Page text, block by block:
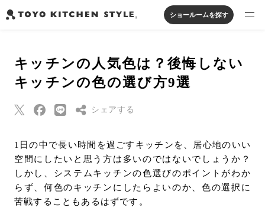
オープンキッチン
アイランドキッチン
ペニンシュラキッチン
壁付けキッチン
対面キッチン
セパレートキッチン
並列型キッチン
システムキッチン
家具・照明・タイル
バス・洗面
実例から探す
ジャーナルを読む
オンラインストア
ショールームを探す
キッチンの人気色は？後悔しない
キッチンの色の選び方9選
シェアする
Threads
Pinterest
はてなブックマー
ク
1日の中で長い時間を過ごすキッチンを、居心地のいい
空間にしたいと思う方は多いのではないでしょうか？
しかし、システムキッチンの色選びのポイントがわか
らず、何色のキッチンにしたらよいのか、色の選択に
苦戦することもあるはずです。